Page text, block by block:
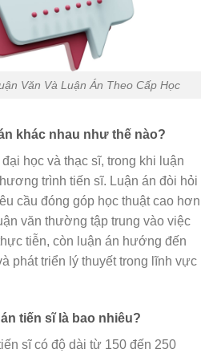
Văn Và Luận Án Theo Cấp Học
khác nhau như thế nào?
học và thạc sĩ, trong khi luận
trình tiến sĩ. Luận án đòi hỏi
cầu đóng góp học thuật cao hơn
văn thường tập trung vào việc
tiễn, còn luận án hướng đến
phát triển lý thuyết trong lĩnh vực
tiến sĩ là bao nhiêu?
sĩ có độ dài từ 150 đến 250